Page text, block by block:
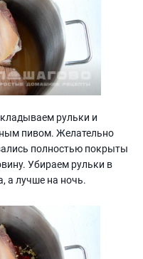
рульки и
пивом. Желательно
полностью покрыты
Убираем рульки в
а лучше на ночь.